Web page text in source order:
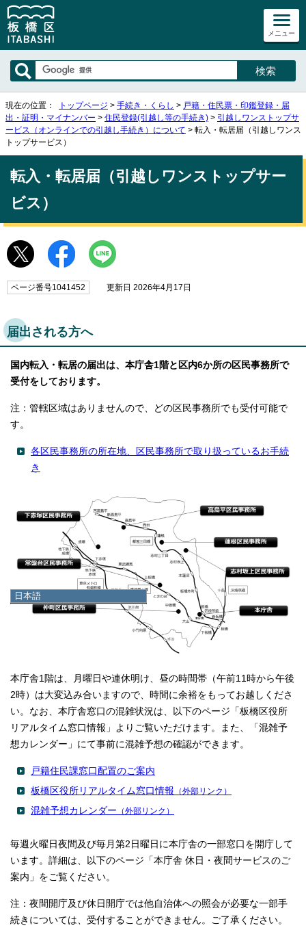
メニュー
日本語
日本語
現在の位置： トップページ > 手続き・くらし > 戸籍・住民票・印鑑登録・届
出・証明・マイナンバー > 住民登録(引越し等の手続き) > 引越しワンストップサ
ービス（オンラインでの引越し手続き）について > 転入・転居届（引越しワンス
トップサービス）
転入・転居届（引越しワンストップサー
ビス）
ページ番号1041452 更新日 2026年4月17日
届出される方へ
国内転入・転居の届出は、本庁舎1階と区内6か所の区民事務所で
受付をしております。
注：管轄区域はありませんので、どの区民事務所でも受付可能で
す。
各区民事務所の所在地、区民事務所で取り扱っているお手続
き
本庁舎1階は、月曜日や連休明け、昼の時間帯（午前11時から午後
2時）は大変込み合いますので、時間に余裕をもってお越しくださ
い。なお、本庁舎窓口の混雑状況は、以下のページ「板橋区役所
リアルタイム窓口情報」よりご覧いただけます。また、「混雑予
想カレンダー」にて事前に混雑予想の確認ができます。
戸籍住民課窓口配置のご案内
板橋区役所リアルタイム窓口情報 （外部リンク）
混雑予想カレンダー （外部リンク）
毎週火曜日夜間及び毎月第2日曜日に本庁舎の一部窓口を開庁して
います。詳細は、以下のページ「本庁舎 休日・夜間サービスのご
案内」をご覧ください。
注：夜間開庁及び休日開庁では他自治体への照会が必要な一部手
続きについては、受付することができません。ご了承ください。